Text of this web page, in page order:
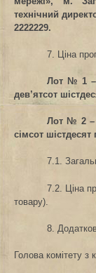
технічний
2222229.
7. Ціна
Лот № 1 –
дев’ятсот
Лот № 2 –
сімсот
7.1.
7.2. Ціна
товару).
8.
Голова комітету з